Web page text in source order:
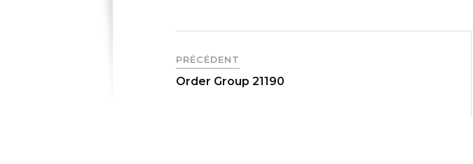
PRÉCÉDENT
Order Group 21190